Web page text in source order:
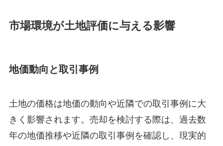
市場環境が土地評価に与える影響
地価動向と取引事例
土地の価格は地価の動向や近隣での取引事例に大
きく影響されます。売却を検討する際は、過去数
年の地価推移や近隣の取引事例を確認し、現実的